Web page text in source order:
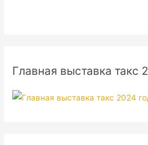
Главная выставка такс